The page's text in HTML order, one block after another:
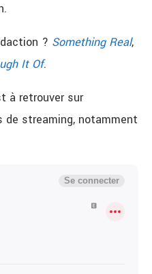
? Something Real,
It Of.
à retrouver sur
de streaming, notamment